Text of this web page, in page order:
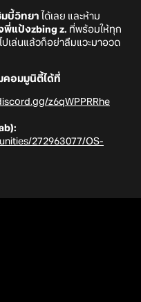
มบี้วิทยา ได้เลย และห้าม
พี่แป้งzbing z. ที่พร้อมให้ทุก
ปเล่นแล้วก็อย่าลืมแวะมาอวด
คอมมูนิตี้ได้ที่
z6qWPPRRhe
272963077/OS-